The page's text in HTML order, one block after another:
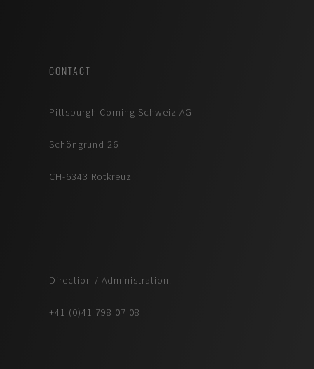
CONTACT
Pittsburgh Corning Schweiz AG
Schöngrund 26
CH-6343 Rotkreuz
Direction / Administration:
+41 (0)41 798 07 08